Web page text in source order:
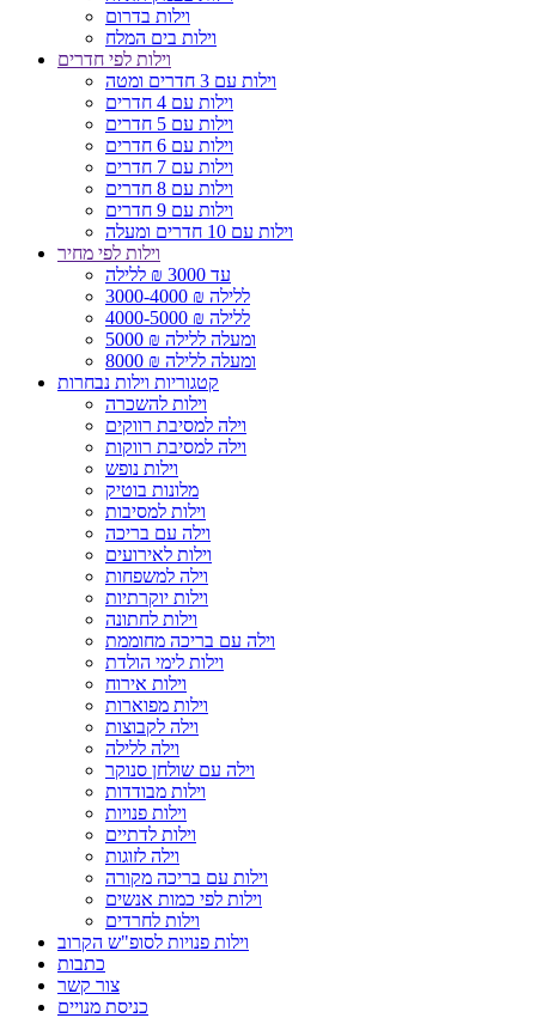
וילות בדרום
וילות בים המלח
וילות לפי חדרים
וילות עם 3 חדרים ומטה
וילות עם 4 חדרים
וילות עם 5 חדרים
וילות עם 6 חדרים
וילות עם 7 חדרים
וילות עם 8 חדרים
וילות עם 9 חדרים
וילות עם 10 חדרים ומעלה
וילות לפי מחיר
עד 3000 ₪ ללילה
3000-4000 ₪ ללילה
4000-5000 ₪ ללילה
5000 ₪ ומעלה ללילה
8000 ₪ ומעלה ללילה
קטגוריות וילות נבחרות
וילות להשכרה
וילה למסיבת רווקים
וילה למסיבת רווקות
וילות נופש
מלונות בוטיק
וילות למסיבות
וילה עם בריכה
וילות לאירועים
וילה למשפחות
וילות יוקרתיות
וילות לחתונה
וילה עם בריכה מחוממת
וילות לימי הולדת
וילות אירוח
וילות מפוארות
וילה לקבוצות
וילה ללילה
וילה עם שולחן סנוקר
וילות מבודדות
וילות פנויות
וילות לדתיים
וילה לזוגות
וילות עם בריכה מקורה
וילות לפי כמות אנשים
וילות לחרדים
וילות פנויות לסופ"ש הקרוב
כתבות
צור קשר
כניסת מנויים